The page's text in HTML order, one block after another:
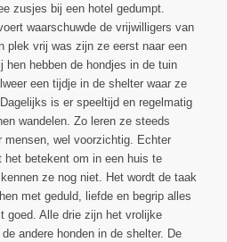
zusjes bij een hotel gedumpt.
waarschuwde de vrijwilligers van
plek vrij was zijn ze eerst naar een
hen hebben de hondjes in de tuin
een tijdje in de shelter waar ze
is er speeltijd en regelmatig
wandelen. Zo leren ze steeds
mensen, wel voorzichtig. Echter
het betekent om in een huis te
ze nog niet. Het wordt de taak
met geduld, liefde en begrip alles
goed. Alle drie zijn het vrolijke
andere honden in de shelter. De